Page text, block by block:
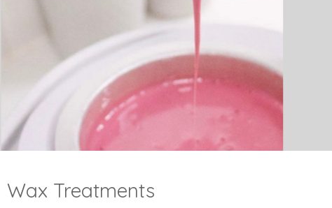
Wax Treatments